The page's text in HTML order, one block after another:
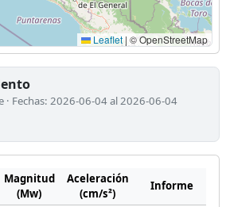
Leaflet | © OpenStreetMap
· Fechas: 2026-06-04 al 2026-06-04
Magnitud
(Mw)
Aceleración
(cm/s²)
Informe